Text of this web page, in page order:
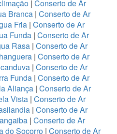
| Conserto de Ar
Branca | Conserto de Ar
Fria | Conserto de Ar
Funda | Conserto de Ar
Rasa | Conserto de Ar
| Conserto de Ar
| Conserto de Ar
Funda | Conserto de Ar
Aliança | Conserto de Ar
Vista | Conserto de Ar
| Conserto de Ar
| Conserto de Ar
do Socorro | Conserto de Ar